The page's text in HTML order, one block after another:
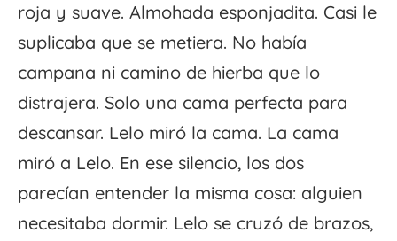
roja y suave. Almohada esponjadita. Casi le
suplicaba que se metiera. No había
campana ni camino de hierba que lo
distrajera. Solo una cama perfecta para
descansar. Lelo miró la cama. La cama
miró a Lelo. En ese silencio, los dos
parecían entender la misma cosa: alguien
necesitaba dormir. Lelo se cruzó de brazos,